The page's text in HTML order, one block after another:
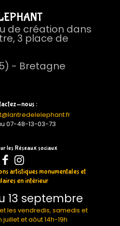
de création dans
3 place de
- Bretagne
nous :
07-48-13-03-73
les Réseaux sociaux
artistiques monumentales et
en intérieur
13 septembre
les vendredis, samedis et
et aôut 14h-19h